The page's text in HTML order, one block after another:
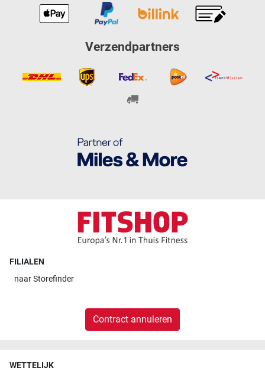
Verzendpartners
FILIALEN
naarStorefinder
Contract annuleren
WETTELIJK